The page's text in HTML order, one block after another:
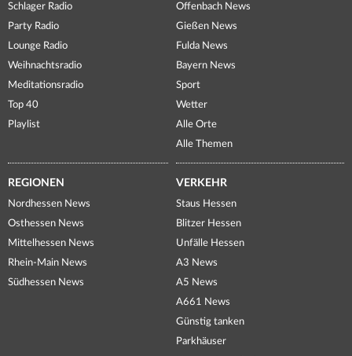
Schlager Radio
Party Radio
Lounge Radio
Weihnachtsradio
Meditationsradio
Top 40
Playlist
Offenbach News
Gießen News
Fulda News
Bayern News
Sport
Wetter
Alle Orte
Alle Themen
REGIONEN
Nordhessen News
Osthessen News
Mittelhessen News
Rhein-Main News
Südhessen News
VERKEHR
Staus Hessen
Blitzer Hessen
Unfälle Hessen
A3 News
A5 News
A661 News
Günstig tanken
Parkhäuser